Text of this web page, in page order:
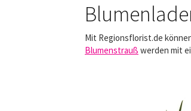
Mit Regionsflorist.de
Blumenstrauß werden mit